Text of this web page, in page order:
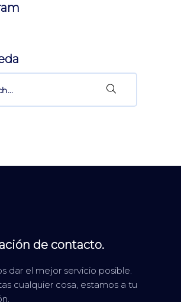
de contacto.
dar el mejor servicio posible.
cualquier cosa, estamos a tu